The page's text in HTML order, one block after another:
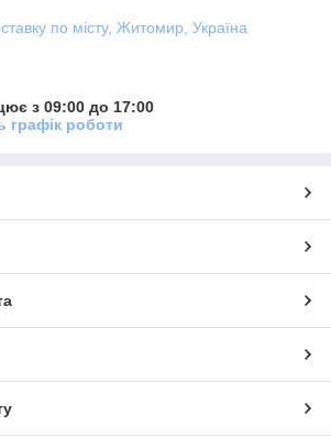
по місту, Житомир, Україна
з 09:00 до 17:00
графік роботи